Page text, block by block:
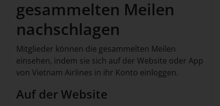
gesammelten Meilen
nachschlagen
Mitglieder können die gesammelten Meilen
einsehen, indem sie sich auf der Website oder App
von Vietnam Airlines in ihr Konto einloggen.
Auf der Website